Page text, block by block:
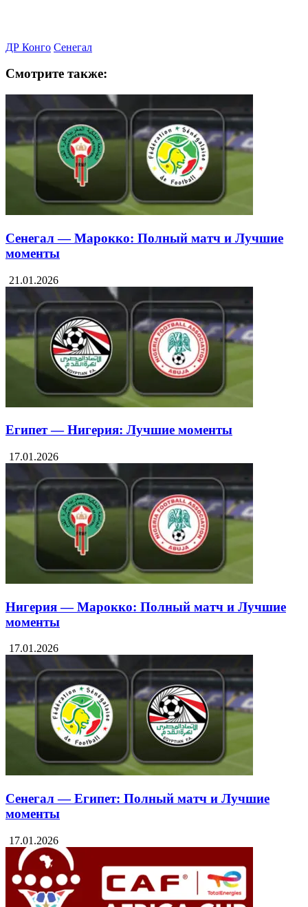
ДР Конго Сенегал
Смотрите также:
Сенегал — Марокко: Полный матч и Лучшие
моменты
21.01.2026
Египет — Нигерия: Лучшие моменты
17.01.2026
Нигерия — Марокко: Полный матч и Лучшие
моменты
17.01.2026
Сенегал — Египет: Полный матч и Лучшие
моменты
17.01.2026